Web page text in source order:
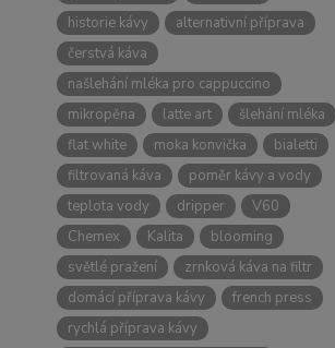
historie kávy
alternativní příprava
čerstvá káva
našlehání mléka pro cappuccino
mikropěna
latte art
šlehání mléka
flat white
moka konvička
bialetti
filtrovaná káva
poměr kávy a vody
teplota vody
dripper
V60
Chemex
Kalita
blooming
světlé pražení
zrnková káva na filtr
domácí příprava kávy
french press
rychlá příprava kávy